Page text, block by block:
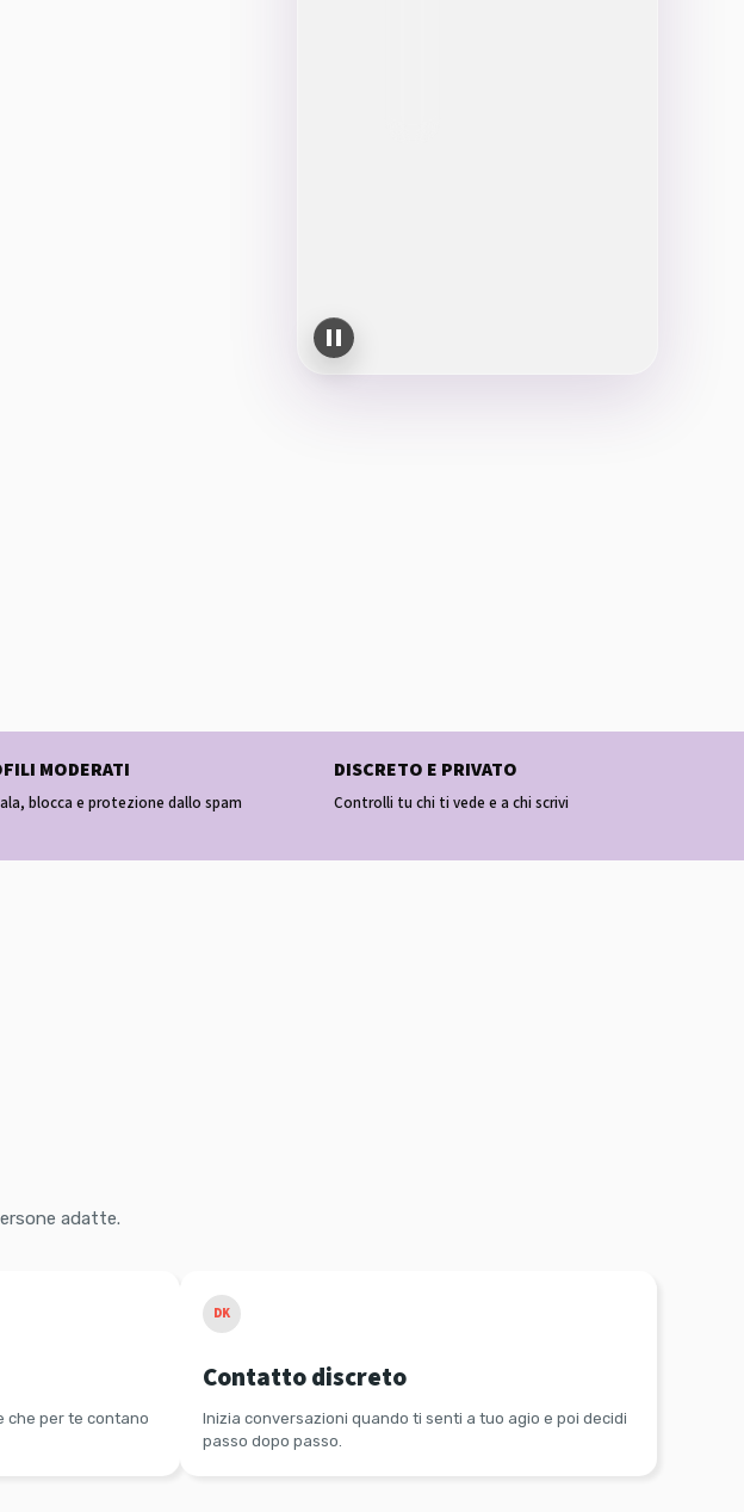
MODERATI
blocca e protezione dallo spam
DISCRETO E PRIVATO
Controlli tu chi ti vede e a chi scrivi
adatte.
che per te contano
DK
Contatto discreto
Inizia conversazioni quando ti senti a tuo agio e poi decidi
passo dopo passo.